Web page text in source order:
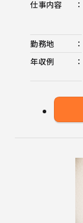
仕事内容
勤務地
年収例